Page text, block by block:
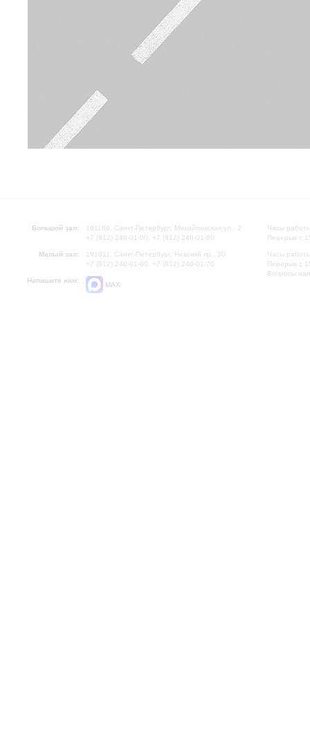
Большой зал:
191186, Санкт-Петербург, Михайловская ул., 2
+7 (812) 240-01-00, +7 (812) 240-01-80
Малый зал:
191011, Санкт-Петербург, Невский пр., 30
+7 (812) 240-01-00, +7 (812) 240-01-70
Напишите нам:
MAX
Часы
Перерыв с
Часы
Перерыв с
Вопросы